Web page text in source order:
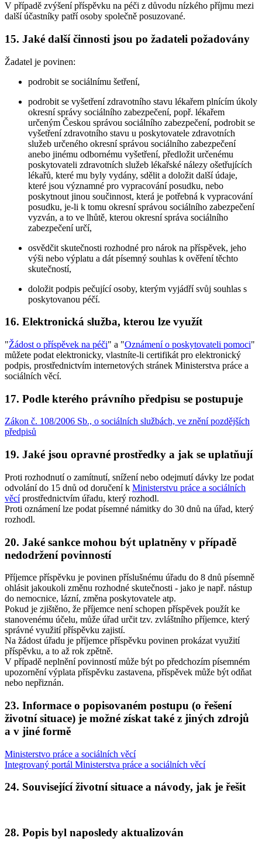
V případě zvýšení příspěvku na péči z důvodu nízkého příjmu mezi
další účastníky patří osoby společně posuzované.
15. Jaké další činnosti jsou po žadateli požadovány
Žadatel je povinen:
podrobit se sociálnímu šetření,
podrobit se vyšetření zdravotního stavu lékařem plnícím úkoly
okresní správy sociálního zabezpečení, popř. lékařem
určeným Českou správou sociálního zabezpečení, podrobit se
vyšetření zdravotního stavu u poskytovatele zdravotních
služeb určeného okresní správou sociálního zabezpečení
anebo jinému odbornému vyšetření, předložit určenému
poskytovateli zdravotních služeb lékařské nálezy ošetřujících
lékařů, které mu byly vydány, sdělit a doložit další údaje,
které jsou významné pro vypracování posudku, nebo
poskytnout jinou součinnost, která je potřebná k vypracování
posudku, je-li k tomu okresní správou sociálního zabezpečení
vyzván, a to ve lhůtě, kterou okresní správa sociálního
zabezpečení určí,
osvědčit skutečnosti rozhodné pro nárok na příspěvek, jeho
výši nebo výplatu a dát písemný souhlas k ověření těchto
skutečností,
doložit podpis pečující osoby, kterým vyjádří svůj souhlas s
poskytovanou péčí.
16. Elektronická služba, kterou lze využít
"Žádost o příspěvek na péči" a "Oznámení o poskytovateli pomoci"
můžete podat elektronicky, vlastníte-li certifikát pro elektronický
podpis, prostřednictvím internetových stránek Ministerstva práce a
sociálních věcí.
17. Podle kterého právního předpisu se postupuje
Zákon č. 108/2006 Sb., o sociálních službách, ve znění pozdějších
předpisů
19. Jaké jsou opravné prostředky a jak se uplatňují
Proti rozhodnutí o zamítnutí, snížení nebo odejmutí dávky lze podat
odvolání do 15 dnů od doručení k Ministerstvu práce a sociálních
věcíprostřednictvím úřadu, který rozhodl.
Proti oznámení lze podat písemné námitky do 30 dnů na úřad, který
rozhodl.
20. Jaké sankce mohou být uplatněny v případě
nedodržení povinností
Příjemce příspěvku je povinen příslušnému úřadu do 8 dnů písemně
ohlásit jakoukoli změnu rozhodné skutečnosti - jako je např. nástup
do nemocnice, lázní, změna poskytovatele atp.
Pokud je zjištěno, že příjemce není schopen příspěvek použít ke
stanovenému účelu, může úřad určit tzv. zvláštního příjemce, který
správné využití příspěvku zajistí.
Na žádost úřadu je příjemce příspěvku povinen prokázat využití
příspěvku, a to až rok zpětně.
V případě neplnění povinností může být po předchozím písemném
upozornění výplata příspěvku zastavena, příspěvek může být odňat
nebo nepřiznán.
23. Informace o popisovaném postupu (o řešení
životní situace) je možné získat také z jiných zdrojů
a v jiné formě
Ministerstvo práce a sociálních věcí
Integrovaný portál Ministerstva práce a sociálních věcí
24. Související životní situace a návody, jak je řešit
28. Popis byl naposledy aktualizován